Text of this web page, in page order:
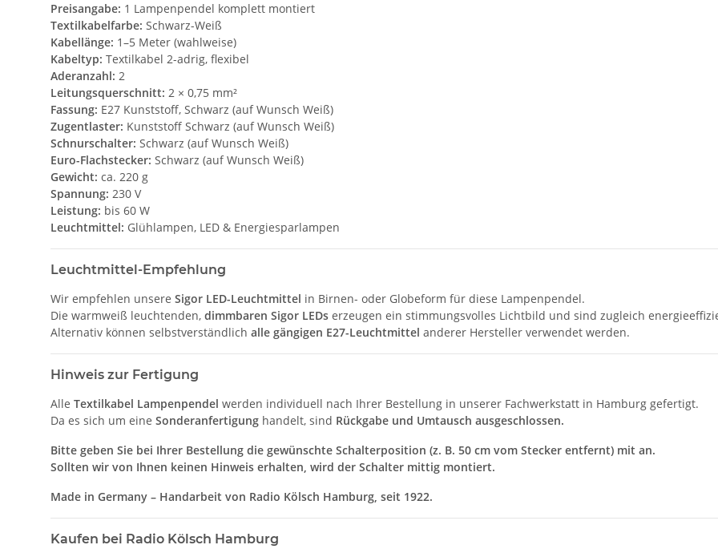
Preisangabe: 1 Lampenpendel komplett montiert
Textilkabelfarbe: Schwarz-Weiß
Kabellänge: 1–5 Meter (wahlweise)
Kabeltyp: Textilkabel 2-adrig, flexibel
Aderanzahl: 2
Leitungsquerschnitt: 2 × 0,75 mm²
Fassung: E27 Kunststoff, Schwarz (auf Wunsch Weiß)
Zugentlaster: Kunststoff Schwarz (auf Wunsch Weiß)
Schnurschalter: Schwarz (auf Wunsch Weiß)
Euro-Flachstecker: Schwarz (auf Wunsch Weiß)
Gewicht: ca. 220 g
Spannung: 230 V
Leistung: bis 60 W
Leuchtmittel: Glühlampen, LED & Energiesparlampen
Leuchtmittel-Empfehlung
Wir empfehlen unsere Sigor LED-Leuchtmittel in Birnen- oder Globeform für diese Lampenpendel.
Die warmweiß leuchtenden, dimmbaren Sigor LEDs erzeugen ein stimmungsvolles Lichtbild und sind zugleich
Alternativ können selbstverständlich alle gängigen E27-Leuchtmittel anderer Hersteller verwendet werden.
Hinweis zur Fertigung
Alle Textilkabel Lampenpendel werden individuell nach Ihrer Bestellung in unserer Fachwerkstatt in Hamburg gefertigt.
Da es sich um eine Sonderanfertigung handelt, sind Rückgabe und Umtausch ausgeschlossen.
Bitte geben Sie bei Ihrer Bestellung die gewünschte Schalterposition (z. B. 50 cm vom Stecker entfernt) mit an.
Sollten wir von Ihnen keinen Hinweis erhalten, wird der Schalter mittig montiert.
Made in Germany – Handarbeit von Radio Kölsch Hamburg, seit 1922.
Kaufen bei Radio Kölsch Hamburg